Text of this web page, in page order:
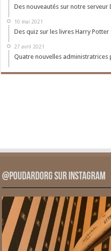
Des nouveautés sur notre serveur
10 mai 2021
Des quiz sur les livres Harry Potter
27 avril 2021
Quatre nouvelles administratrices
@PoudardOrg sur Instagram